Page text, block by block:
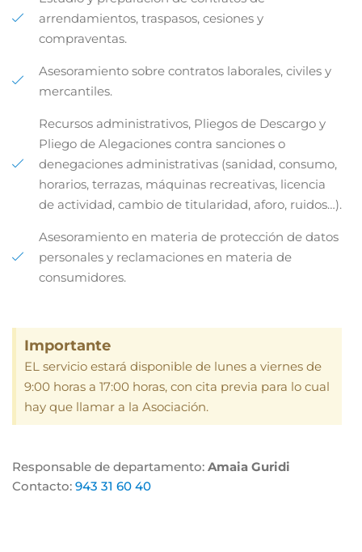
arrendamientos, traspasos, cesiones y
compraventas.
Asesoramiento sobre contratos laborales, civiles y
mercantiles.
Recursos administrativos, Pliegos de Descargo y
Pliego de Alegaciones contra sanciones o
denegaciones administrativas (sanidad, consumo,
horarios, terrazas, máquinas recreativas, licencia
de actividad, cambio de titularidad, aforo, ruidos…).
Asesoramiento en materia de protección de datos
personales y reclamaciones en materia de
consumidores.
Importante
EL servicio estará disponible de lunes a viernes de
9:00 horas a 17:00 horas, con cita previa para lo cual
hay que llamar a la Asociación.
Responsable de departamento: Amaia Guridi
Contacto: 943 31 60 40